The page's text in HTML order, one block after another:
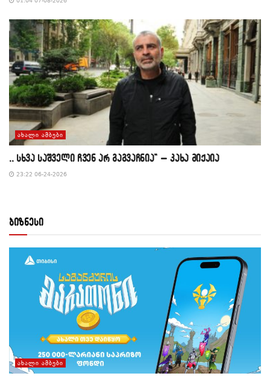
ᲐᲮᲐᲚᲘ ᲐᲛᲑᲔᲑᲘ
,, სხვა საშველი ჩვენ არ გაგვაჩნია” – კახა მიქაია
23:22 06-24-2026
ბიზნესი
ᲐᲮᲐᲚᲘ ᲐᲛᲑᲔᲑᲘ